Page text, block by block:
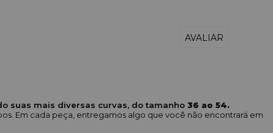
suas mais diversas curvas, do tamanho36 ao 54.
Em cada peça, entregamos algo que você não encontrará em